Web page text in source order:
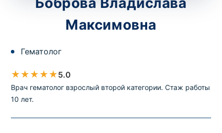
Максимовна
Гематолог
★★★★★5.0
Врач гематолог взрослый второй категории. Стаж работы
10 лет.
Сохранить
Ваше имя*